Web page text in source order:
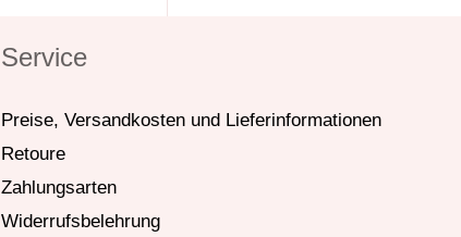
Service
Preise, Versandkosten und Lieferinformationen
Retoure
Zahlungsarten
Widerrufsbelehrung